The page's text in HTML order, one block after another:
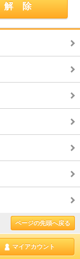
ページの先頭へ戻る
マイアカウント